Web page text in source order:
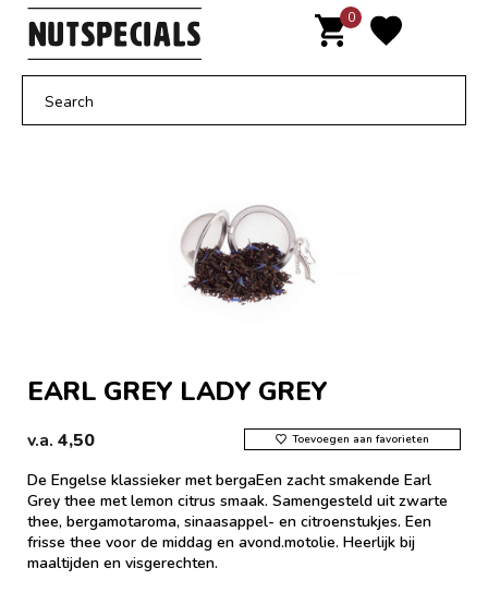
Door
naar
inhoud
0
EARL GREY LADY GREY
v.a. 4,50 Toevoegen aan favorieten
De Engelse klassieker met bergaEen zacht smakende Earl
Grey thee met lemon citrus smaak. Samengesteld uit zwarte
thee, bergamotaroma, sinaasappel- en citroenstukjes. Een
frisse thee voor de middag en avond.motolie. Heerlijk bij
maaltijden en visgerechten.